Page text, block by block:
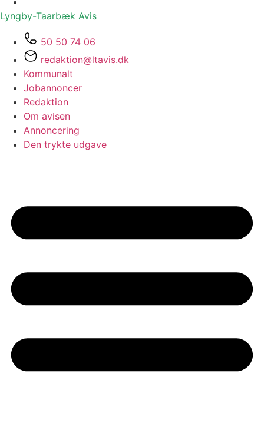
Lyngby-Taarbæk Avis
50 50 74 06
redaktion@ltavis.dk
Kommunalt
Jobannoncer
Redaktion
Om avisen
Annoncering
Den trykte udgave